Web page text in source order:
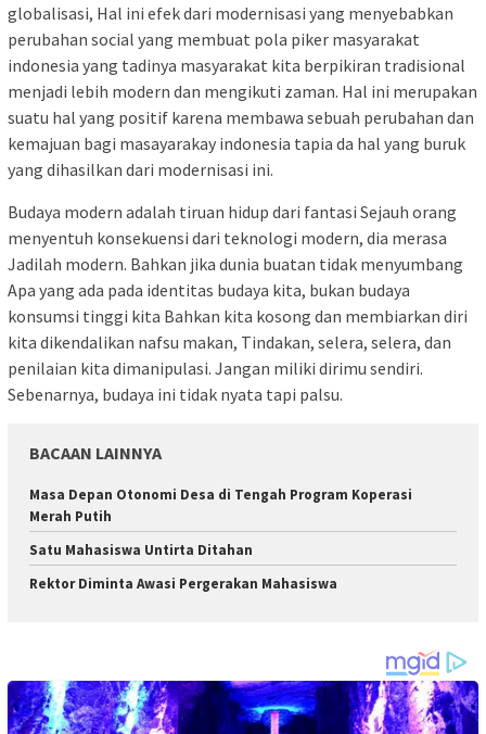
globalisasi, Hal ini efek dari modernisasi yang menyebabkan
perubahan social yang membuat pola piker masyarakat
indonesia yang tadinya masyarakat kita berpikiran tradisional
menjadi lebih modern dan mengikuti zaman. Hal ini merupakan
suatu hal yang positif karena membawa sebuah perubahan dan
kemajuan bagi masayarakay indonesia tapia da hal yang buruk
yang dihasilkan dari modernisasi ini.
Budaya modern adalah tiruan hidup dari fantasi Sejauh orang
menyentuh konsekuensi dari teknologi modern, dia merasa
Jadilah modern. Bahkan jika dunia buatan tidak menyumbang
Apa yang ada pada identitas budaya kita, bukan budaya
konsumsi tinggi kita Bahkan kita kosong dan membiarkan diri
kita dikendalikan nafsu makan, Tindakan, selera, selera, dan
penilaian kita dimanipulasi. Jangan miliki dirimu sendiri.
Sebenarnya, budaya ini tidak nyata tapi palsu.
BACAAN LAINNYA
Masa Depan Otonomi Desa di Tengah Program Koperasi
Merah Putih
Satu Mahasiswa Untirta Ditahan
Rektor Diminta Awasi Pergerakan Mahasiswa